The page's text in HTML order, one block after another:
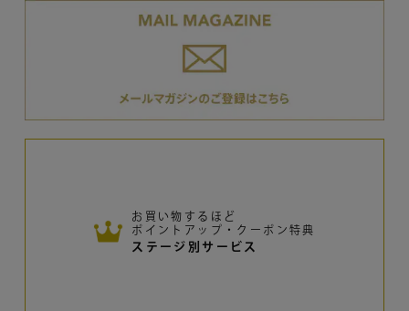
お買い物するほど
ポイントアップ・クーポン特典
ステージ別サービス